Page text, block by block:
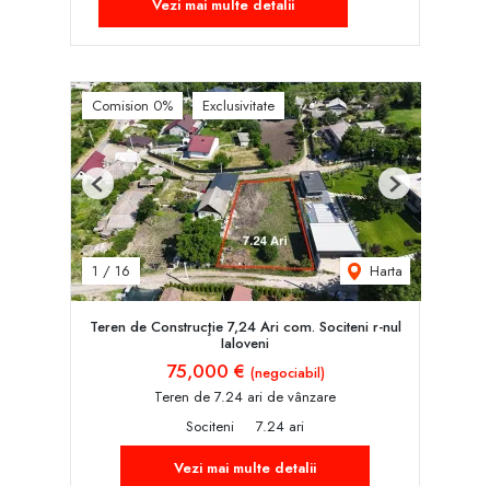
Vezi mai multe detalii
Comision 0% Exclusivitate
1 / 16 Harta
Previous Next
Teren de Construcţie 7,24 Ari com. Sociteni r-nul
Ialoveni
75,000 € (negociabil)
Teren de 7.24 ari de vânzare
Sociteni
7.24 ari
Vezi mai multe detalii